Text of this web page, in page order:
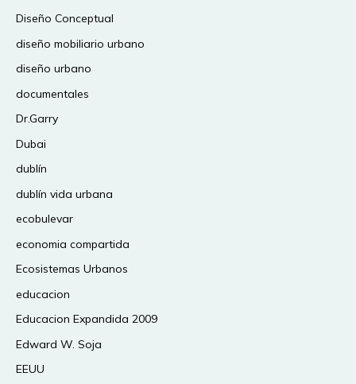
Diseño Conceptual
diseño mobiliario urbano
diseño urbano
documentales
Dr.Garry
Dubai
dublín
dublín vida urbana
ecobulevar
economia compartida
Ecosistemas Urbanos
educacion
Educacion Expandida 2009
Edward W. Soja
EEUU